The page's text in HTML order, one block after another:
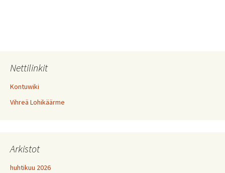
Nettilinkit
Kontuwiki
Vihreä Lohikäärme
Arkistot
huhtikuu 2026